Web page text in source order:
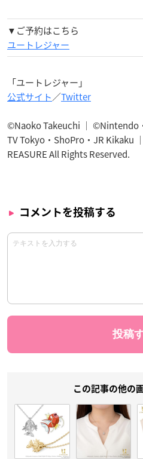
▼ご予約はこちら
ユートレジャー
「ユートレジャー」
公式サイト／Twitter
©Naoko Takeuchi ｜ ©Nintendo
TV Tokyo・ShoPro・JR Kikaku
REASURE All Rights Reserved.
コメントを投稿する
この記事の他の